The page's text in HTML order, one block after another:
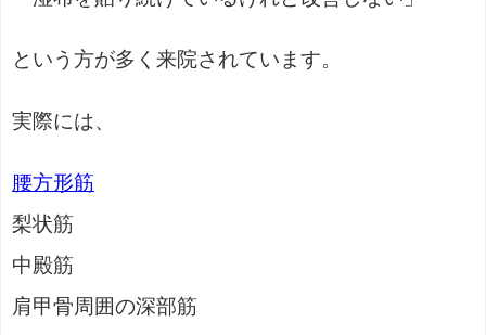
という方が多く来院されています。
実際には、
腰方形筋
梨状筋
中殿筋
肩甲骨周囲の深部筋